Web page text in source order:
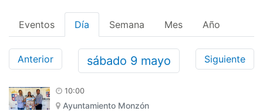
Eventos Día Semana Mes Año
Anterior sábado 9 mayo Siguiente
10:00
Ayuntamiento Monzón